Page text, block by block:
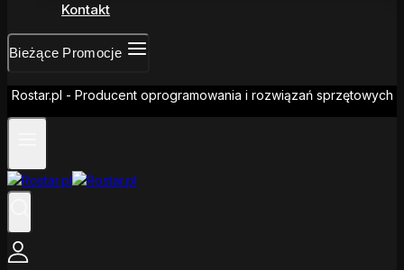
Kontakt
Bieżące Promocje
Rostar.pl - Producent oprogramowania i rozwiązań sprzętowych